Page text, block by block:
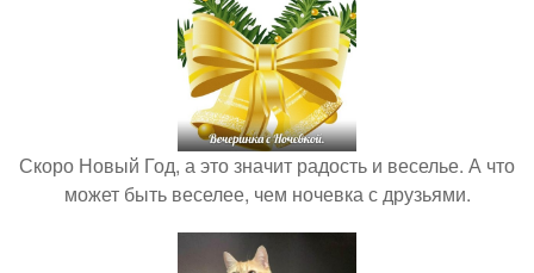
Скоро Новый Год, а это значит радость и веселье. А что
может быть веселее, чем ночевка с друзьями.